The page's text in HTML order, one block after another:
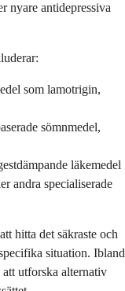
nyare antidepressiva
som lamotrigin,
sömnmedel,
läkemedel
andra specialiserade
hitta det säkraste och
situation. Ibland
utforska alternativ